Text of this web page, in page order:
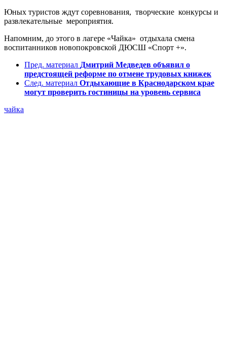
Юных туристов ждут соревнования, творческие конкурсы и
развлекательные мероприятия.
Напомним, до этого в лагере «Чайка» отдыхала смена
воспитанников новопокровской ДЮСШ «Спорт +».
Пред. материал Дмитрий Медведев объявил о
предстоящей реформе по отмене трудовых книжек
След. материал Отдыхающие в Краснодарском крае
могут проверить гостиницы на уровень сервиса
чайка